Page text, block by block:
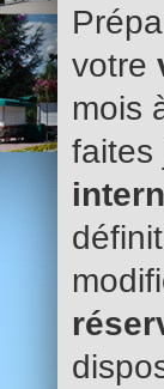
votre
mois
faites